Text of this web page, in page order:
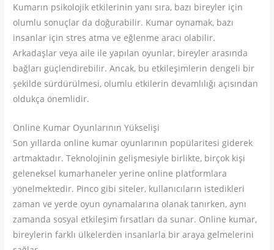
Kumarın psikolojik etkilerinin yanı sıra, bazı bireyler için
olumlu sonuçlar da doğurabilir. Kumar oynamak, bazı
insanlar için stres atma ve eğlenme aracı olabilir.
Arkadaşlar veya aile ile yapılan oyunlar, bireyler arasında
bağları güçlendirebilir. Ancak, bu etkileşimlerin dengeli bir
şekilde sürdürülmesi, olumlu etkilerin devamlılığı açısından
oldukça önemlidir.
Online Kumar Oyunlarının Yükselişi
Son yıllarda online kumar oyunlarının popülaritesi giderek
artmaktadır. Teknolojinin gelişmesiyle birlikte, birçok kişi
geleneksel kumarhaneler yerine online platformlara
yönelmektedir. Pinco gibi siteler, kullanıcıların istedikleri
zaman ve yerde oyun oynamalarına olanak tanırken, aynı
zamanda sosyal etkileşim fırsatları da sunar. Online kumar,
bireylerin farklı ülkelerden insanlarla bir araya gelmelerini